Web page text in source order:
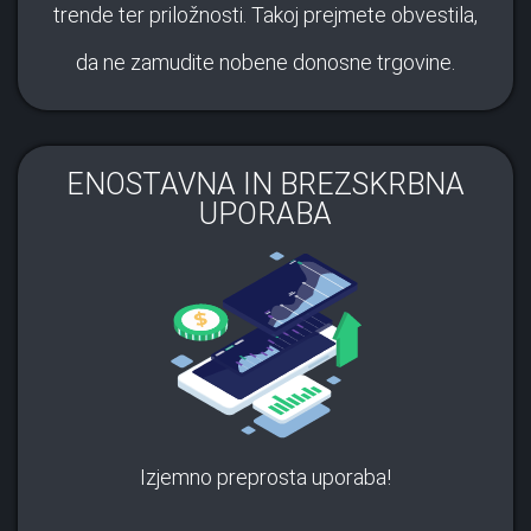
trende ter priložnosti. Takoj prejmete obvestila,
da ne zamudite nobene donosne trgovine.
ENOSTAVNA IN BREZSKRBNA
UPORABA
Izjemno preprosta uporaba!